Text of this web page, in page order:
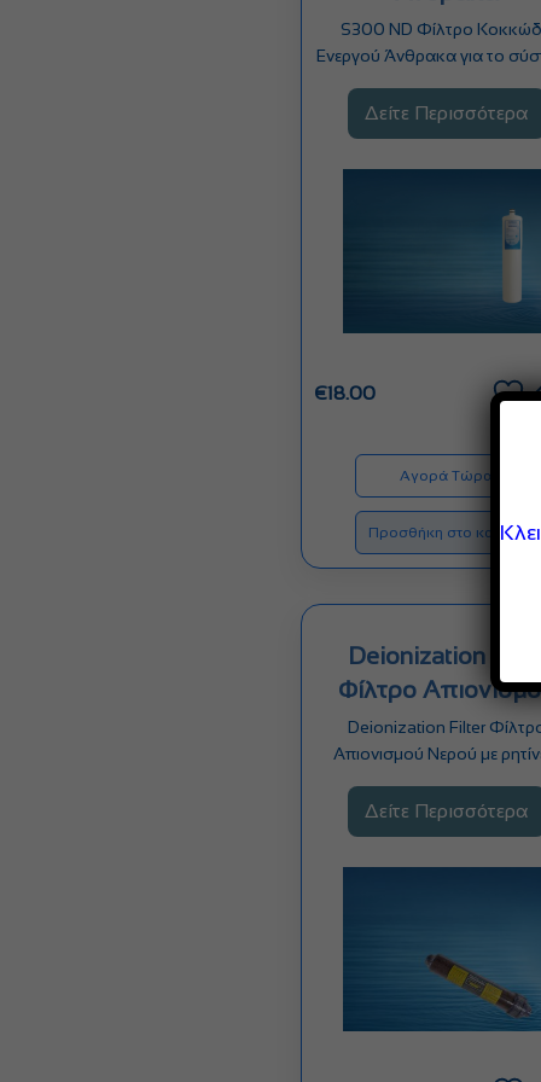
S300 ND Φίλτρο
Ενεργού Άνθρακα για το
Δείτε Περισσότερα
€18.00
Αγορά Τώρα
Προσθήκη στο καλάθι
Deionization Filter
Φίλτρο
Deionization Filter
Απιονισμού Νερού με
που…
Δείτε Περισσότερα